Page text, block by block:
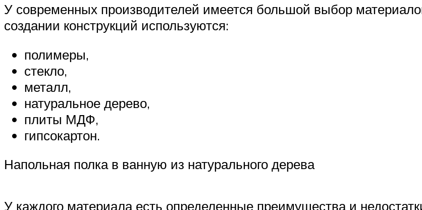
У современных производителей имеется большой выбор
создании конструкций используются:
полимеры,
стекло,
металл,
натуральное дерево,
плиты МДФ,
гипсокартон.
Напольная полка в ванную из натурального дерева
У каждого материала есть определенные преимущества и